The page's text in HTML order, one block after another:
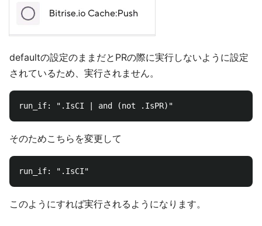
defaultの設定のままだとPRの際に実行しないように設定
されているため、実行されません。
そのためこちらを変更して
このようにすれば実行されるようになります。